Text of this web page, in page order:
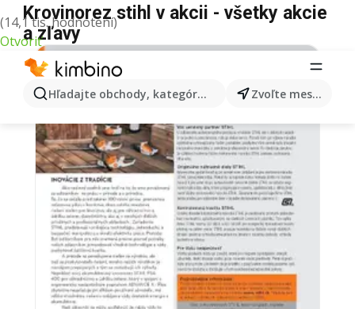
(14,1 tis. hodnotení)
Otvoriť
Hľadajte obchody, kategórie, produkty... Zvoľte mesto
Krovinorez stihl v akcii - všetky akcie
a zľavy